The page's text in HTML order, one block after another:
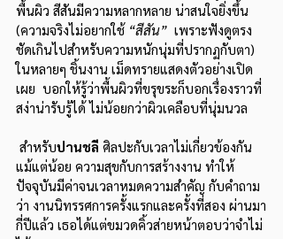
พื้นผิว สีสันมีความหลากหลาย น่าสนใจยิ่งขึ้น
(ความจริงไม่อยากใช้ “สีสัน”
  เพราะฟังดูตรง
ชัดเกินไปสำหรับความหนักนุ่มที่ปรากฏกับตา)
ในหลายๆ ชิ้นงาน เม็ดทรายแสดงตัวอย่างเปิด
เผย  บอกให้รู้ว่าพื้นผิวที่ขรุขระก็บอกเรื่องราวที่
สง่าน่ารับรู้ได้ ไม่น้อยกว่าผิวเคลือบที่นุ่มนวล
สำหรับปานชลี ศิลปะกับเวลาไม่เกี่ยวข้องกัน
แม้แต่น้อย ความสุขกับการสร้างงาน ทำให้
ปัจจุบันมีค่าจนเวลาหมดความสำคัญ กับคำถาม
ว่า งานนิทรรศการครั้งแรกและครั้งที่สอง ผ่านมา
กี่ปีแล้ว เธอได้แต่ขมวดคิ้วส่ายหน้าตอบว่าจำไม่